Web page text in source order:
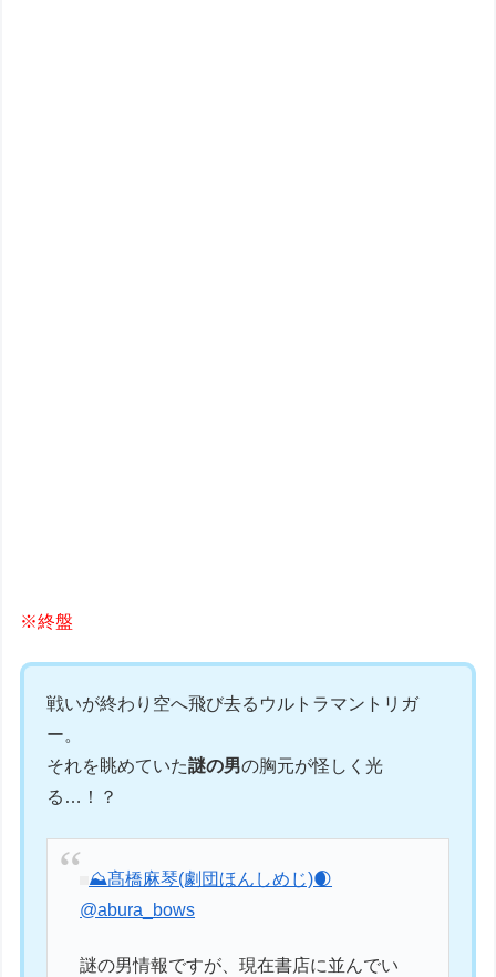
※終盤
戦いが終わり空へ飛び去るウルトラマントリガ
ー。
それを眺めていた謎の男の胸元が怪しく光
る…！？
⛰️髙橋麻琴(劇団ほんしめじ)🌒
@abura_bows
謎の男情報ですが、現在書店に並んでい